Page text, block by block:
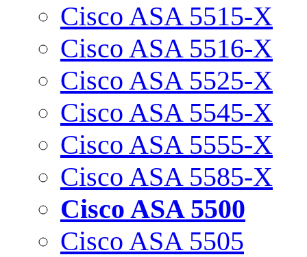
Cisco ASA 5515-X
Cisco ASA 5516-X
Cisco ASA 5525-X
Cisco ASA 5545-X
Cisco ASA 5555-X
Cisco ASA 5585-X
Cisco ASA 5500
Cisco ASA 5505